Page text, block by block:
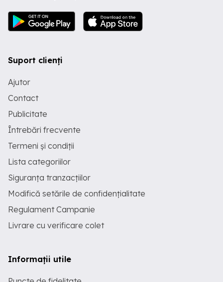
Suport clienți
Ajutor
Contact
Publicitate
Întrebări frecvente
Termeni și condiții
Lista categoriilor
Siguranța tranzacțiilor
Modifică setările de confidențialitate
Regulament Campanie
Livrare cu verificare colet
Informații utile